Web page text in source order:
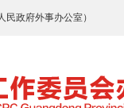
政府外事办公室）